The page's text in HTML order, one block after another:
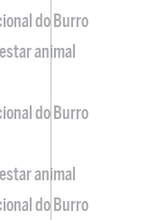
do Burro
animal
do Burro
animal
do Burro